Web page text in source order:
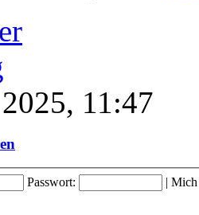
11:47
Passwort: | Mich